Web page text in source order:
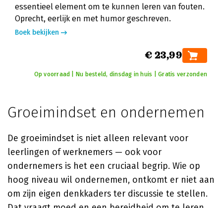
essentieel element om te kunnen leren van fouten.
Oprecht, eerlijk en met humor geschreven.
Boek bekijken
€ 23,99
Op voorraad | Nu besteld, dinsdag in huis | Gratis verzonden
Groeimindset en ondernemen
De groeimindset is niet alleen relevant voor
leerlingen of werknemers — ook voor
ondernemers is het een cruciaal begrip. Wie op
hoog niveau wil ondernemen, ontkomt er niet aan
om zijn eigen denkkaders ter discussie te stellen.